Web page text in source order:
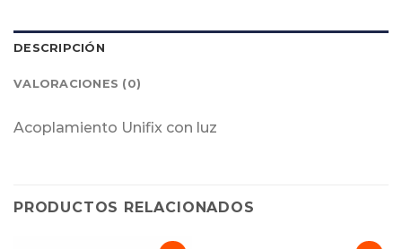
DESCRIPCIÓN
VALORACIONES (0)
Acoplamiento Unifix con luz
PRODUCTOS RELACIONADOS